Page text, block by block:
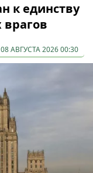
к единству
08 АВГУСТА 2026 00:30